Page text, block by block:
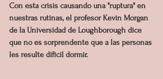
Con esta crisis causando una "ruptura" en
nuestras rutinas, el profesor Kevin Morgan
de la Universidad de Loughborough dice
que no es sorprendente que a las personas
les resulte difícil dormir.